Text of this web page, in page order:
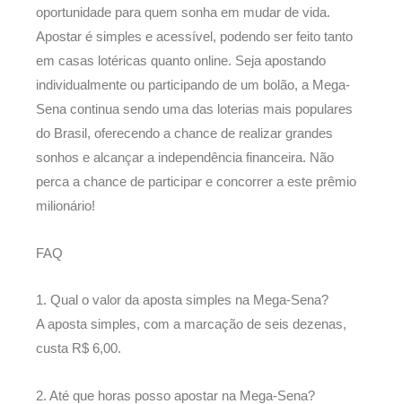
oportunidade para quem sonha em mudar de vida.
Apostar é simples e acessível, podendo ser feito tanto
em casas lotéricas quanto online. Seja apostando
individualmente ou participando de um bolão, a Mega-
Sena continua sendo uma das loterias mais populares
do Brasil, oferecendo a chance de realizar grandes
sonhos e alcançar a independência financeira. Não
perca a chance de participar e concorrer a este prêmio
milionário!
FAQ
1. Qual o valor da aposta simples na Mega-Sena?
A aposta simples, com a marcação de seis dezenas,
custa R$ 6,00.
2. Até que horas posso apostar na Mega-Sena?